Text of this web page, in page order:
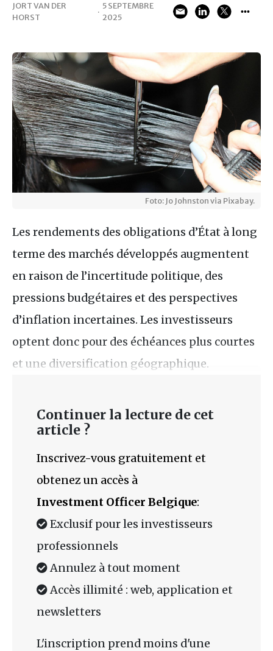
JORT VAN DER
HORST
·
5 SEPTEMBRE
2025
Foto: Jo Johnston via Pixabay.
Les rendements des obligations d’État à long
terme des marchés développés augmentent
en raison de l’incertitude politique, des
pressions budgétaires et des perspectives
d’inflation incertaines. Les investisseurs
optent donc pour des échéances plus courtes
et une diversification géographique.
Continuer la lecture de cet
article ?
Inscrivez-vous gratuitement et
obtenez un accès à
Investment Officer Belgique:
Exclusif pour les investisseurs
professionnels
Annulez à tout moment
Accès illimité : web, application et
newsletters
L'inscription prend moins d'une